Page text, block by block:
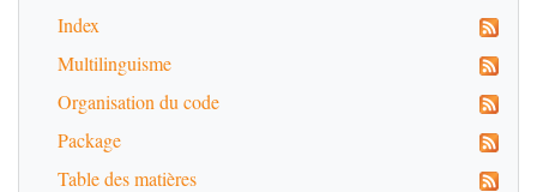
Index
Multilinguisme
Organisation du code
Package
Table des matières